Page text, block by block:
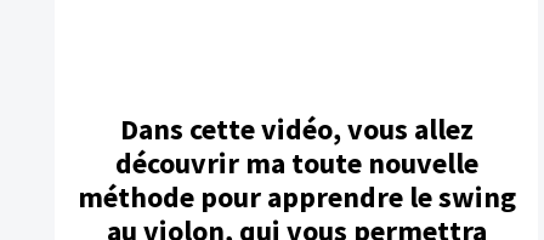
Dans cette vidéo, vous allez
découvrir ma toute nouvelle
méthode pour apprendre le swing
au violon, qui vous permettra